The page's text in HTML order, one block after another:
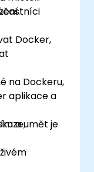
Docker,
na Dockeru,
aplikace a
a umět je